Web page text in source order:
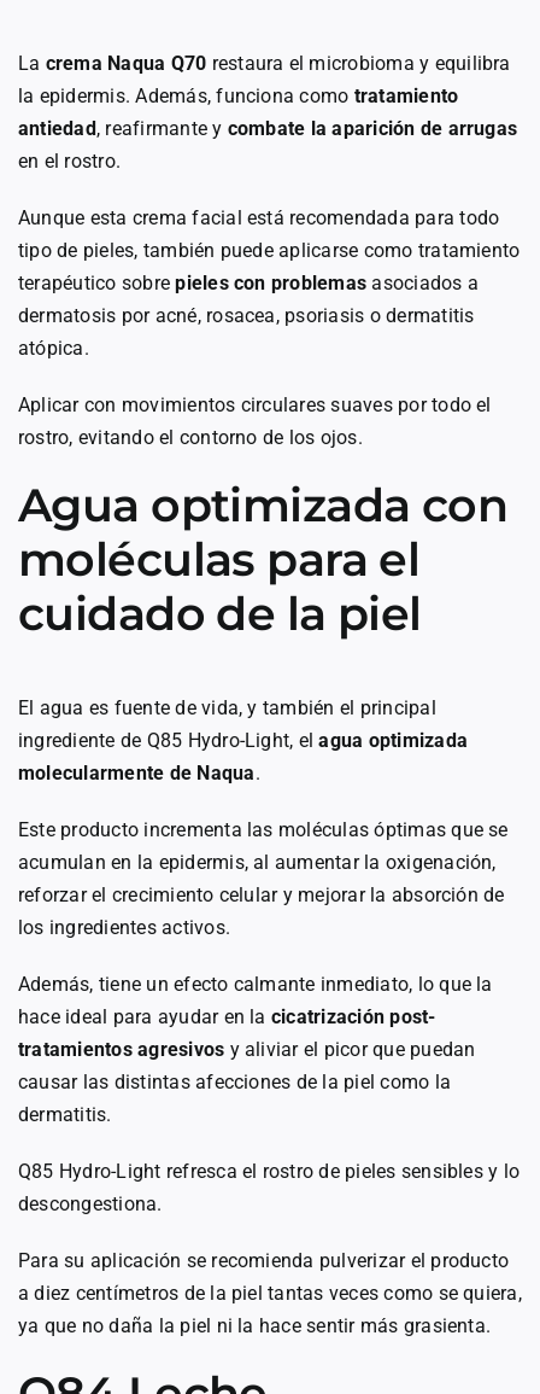
La crema Naqua Q70 restaura el microbioma y equilibra
la epidermis. Además, funciona como tratamiento
antiedad , reafirmante y combate la aparición de arrugas
en el rostro.
Aunque esta crema facial está recomendada para todo
tipo de pieles, también puede aplicarse como tratamiento
terapéutico sobrepieles con problemas asociados a
dermatosis por acné, rosacea, psoriasis o dermatitis
atópica.
Aplicar con movimientos circulares suaves por todo el
rostro, evitando el contorno de los ojos.
Agua optimizada con
moléculas para el
cuidado de la piel
El agua es fuente de vida, y también el principal
ingrediente de Q85 Hydro-Light, elagua optimizada
molecularmente de Naqua.
Este producto incrementa las moléculas óptimas que se
acumulan en la epidermis, al aumentar la oxigenación,
reforzar el crecimiento celular y mejorar la absorción de
los ingredientes activos.
Además, tiene un efecto calmante inmediato, lo que la
hace ideal para ayudar en la cicatrización post-
tratamientos agresivos y aliviar el picor que puedan
causar las distintas afecciones de la piel como la
dermatitis.
Q85 Hydro-Light refresca el rostro de pieles sensibles y lo
descongestiona.
Para su aplicación se recomienda pulverizar el producto
a diez centímetros de la piel tantas veces como se quiera,
ya que no daña la piel ni la hace sentir más grasienta.